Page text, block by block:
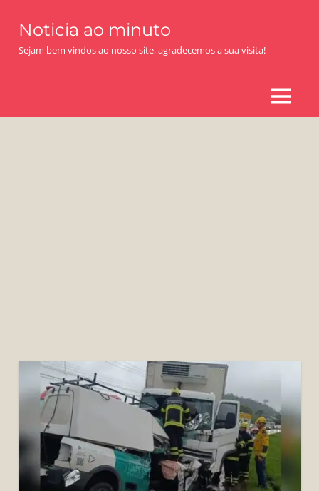
content
Noticia ao minuto
Sejam bem vindos ao nosso site, agradecemos a sua visita!
MENU